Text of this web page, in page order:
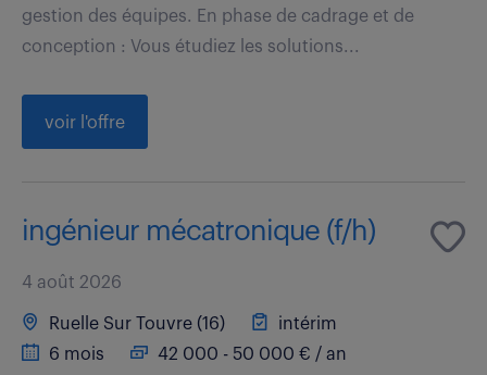
gestion des équipes. En phase de cadrage et de
conception : Vous étudiez les solutions...
voir l'offre
ingénieur mécatronique (f/h)
4 août 2026
Ruelle Sur Touvre (16)
intérim
6 mois
42 000 - 50 000 € / an